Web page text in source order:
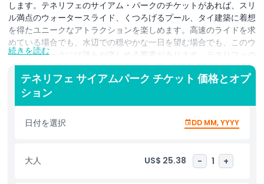
します。テネリフェのサイアム・パークのチケットがあれば、スリ
ル満点のウォータースライド、くつろげるプール、タイ建築に着想
を得たユニークなアトラクションを楽しめます。高速のライドを求
めている場合でも、水辺での穏やかな一日を望む場合でも、このウ
ォーターパークには誰もが楽しめる要素があります。テネリフェの
サイアム・パークのチケットでアクセスできる驚きのアトラクショ
ンには、有名なタワー・オブ・パワー（ほぼ垂直のスライドで、サ
メやエイが泳ぐ水族館の中を通り抜けるもの）も含まれます。ウェ
ーブ・パレスは世界最大級の人工波を生み出し、サーフィンに最適
であり、ビーチのような雰囲気を楽しむのにもぴったりです。より
リラックスした体験を好む人には、レイジーリバーが美しい景色の
の家族は、安全でエキサイティングな冒険ができる専用の遊び場で
楽しめます。テネリフェのサイアム・パークを訪れたら、パークの
続きを読む
テネリフェ サイアムパーク チケット 価格とオプ
ション
日付を選択 DD MM, YYYY
大人 US$ 25.38 - 1 +